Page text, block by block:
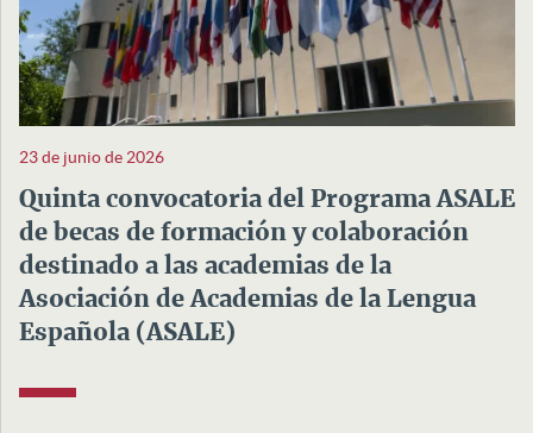
23 de junio de 2026
Quinta convocatoria del Programa ASALE
de becas de formación y colaboración
destinado a las academias de la
Asociación de Academias de la Lengua
Española (ASALE)